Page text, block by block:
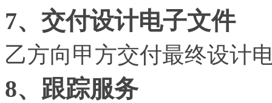
7、交付设计电子文件
乙方向甲方交付最终设计
8、跟踪服务